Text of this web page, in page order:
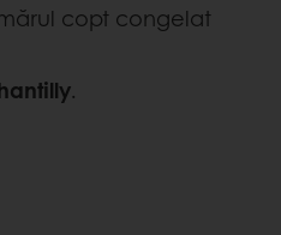
copt congelat
.